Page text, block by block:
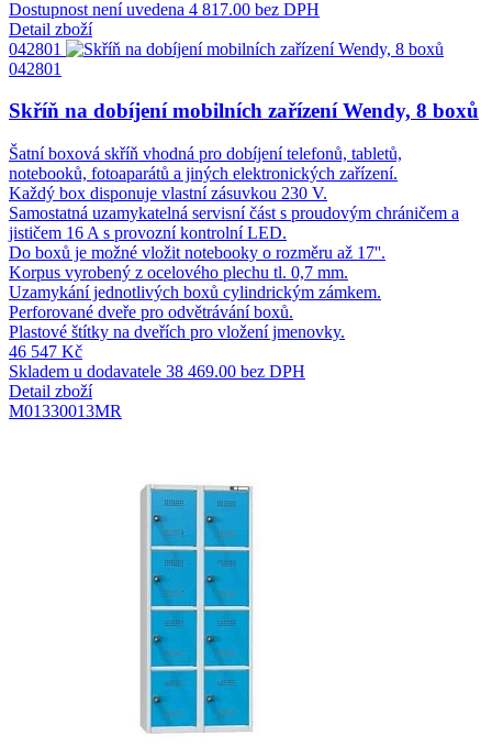
Dostupnost není uvedena 4 817.00 bez DPH
Detail zboží
042801
042801
Skříň na dobíjení mobilních zařízení Wendy, 8 boxů
Šatní boxová skříň vhodná pro dobíjení telefonů, tabletů,
notebooků, fotoaparátů a jiných elektronických zařízení.
Každý box disponuje vlastní zásuvkou 230 V.
Samostatná uzamykatelná servisní část s proudovým chráničem a
jističem 16 A s provozní kontrolní LED.
Do boxů je možné vložit notebooky o rozměru až 17''.
Korpus vyrobený z ocelového plechu tl. 0,7 mm.
Uzamykání jednotlivých boxů cylindrickým zámkem.
Perforované dveře pro odvětrávání boxů.
Plastové štítky na dveřích pro vložení jmenovky.
46 547 Kč
Skladem u dodavatele 38 469.00 bez DPH
Detail zboží
M01330013MR